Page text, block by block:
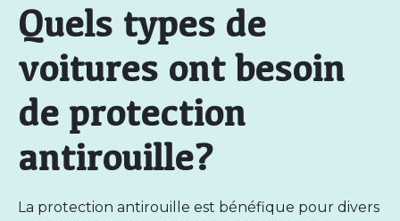
Quels types de
voitures ont besoin
de protection
antirouille?
La protection antirouille est bénéfique pour divers